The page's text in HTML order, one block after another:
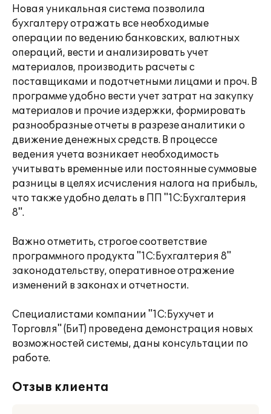
Новая уникальная система позволила
бухгалтеру отражать все необходимые
операции по ведению банковских, валютных
операций, вести и анализировать учет
материалов, производить расчеты с
поставщиками и подотчетными лицами и проч. В
программе удобно вести учет затрат на закупку
материалов и прочие издержки, формировать
разнообразные отчеты в разрезе аналитики о
движение денежных средств. В процессе
ведения учета возникает необходимость
учитывать временные или постоянные суммовые
разницы в целях исчисления налога на прибыль,
что также удобно делать в ПП "1С:Бухгалтерия
8".
Важно отметить, строгое соответствие
программного продукта "1С:Бухгалтерия 8"
законодательству, оперативное отражение
изменений в законах и отчетности.
Специалистами компании "1С:Бухучет и
Торговля" (БиТ) проведена демонстрация новых
возможностей системы, даны консультации по
работе.
Отзыв клиента